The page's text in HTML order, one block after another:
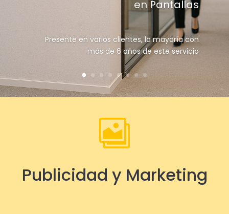
en Pantallas
Presente en varios clientes, la mayoría con
más de 6 años de este servicio

Publicidad y Marketing